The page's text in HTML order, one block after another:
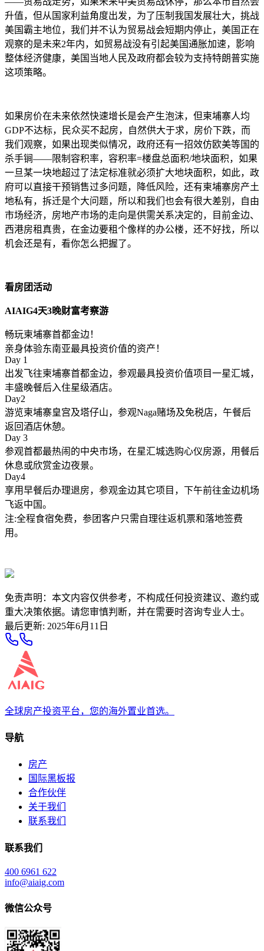
升值，但从国家利益角度出发，为了压制我国发展壮大，挑战
美国霸主地位，我们并不认为贸易战会短期内停止，美国正在
观察的是未来2年内，如贸易战没有引起美国通胀加速，影响
整体经济健康，美国当地人民及政府都会较为支持特朗普实施
这项策略。
如果房价在未来依然快速增长是会产生泡沫，但柬埔寨人均
GDP不达标，民众买不起房，自然供大于求，房价下跌，而
我们观察，如果出现类似情况，政府还有一招效仿欧美等国的
杀手锏——限制容积率，容积率=楼盘总面积/地块面积，如果
一旦某一块地超过了法定标准就必须扩大地块面积，如此，政
府可以直接干预销售过多问题，降低风险，还有柬埔寨房产土
地私有，拆迁是个大问题，所以和我们也会有很大差别，自由
市场经济，房地产市场的走向是供需关系决定的，目前金边、
西港房租真贵，在金边要租个像样的办公楼，还不好找，所以
机会还是有，看你怎么把握了。
看房团活动
AIAIG4天3晚财富考察游
畅玩柬埔寨首都金边！
亲身体验东南亚最具投资价值的资产！
Day 1
出发飞往柬埔寨首都金边，参观最具投资价值项目一星汇城，
丰盛晚餐后入住星级酒店。
Day2
游览柬埔寨皇宫及塔仔山，参观Naga赌场及免税店，午餐后
返回酒店休憩。
Day 3
参观首都最热闹的中央市场，在星汇城选购心仪房源，用餐后
休息或欣赏金边夜景。
Day4
享用早餐后办理退房，参观金边其它项目，下午前往金边机场
飞返中国。
注:全程食宿免费，参团客户只需自理往返机票和落地签费
用。
免责声明：本文内容仅供参考，不构成任何投资建议、邀约或
重大决策依据。请您审慎判断，并在需要时咨询专业人士。
最后更新: 2025年6月11日
全球房产投资平台，您的海外置业首选。
导航
房产
国际黑板报
合作伙伴
关于我们
联系我们
联系我们
400 6961 622
info@aiaig.com
微信公众号